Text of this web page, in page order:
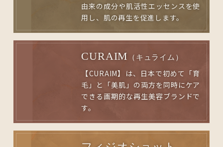
由来の成分や肌活性エッセンスを使
用し、肌の再生を促進します。
CURAIM （キュライム）
【CURAIM】は、日本で初めて「育
毛」と「美肌」の両方を同時にケア
できる画期的な再生美容ブランドで
す。